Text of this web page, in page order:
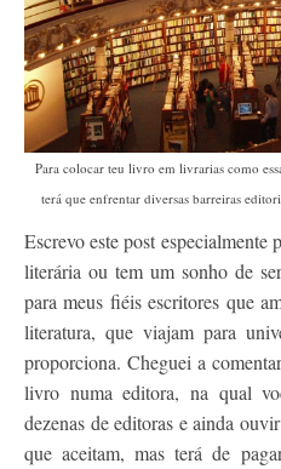
Para colocar teu livro em livrarias como
terá que enfrentar diversas barreiras
Escrevo este post especialmente
literária ou tem um sonho de
para meus fiéis escritores que
literatura, que viajam para
proporciona. Cheguei a
livro numa editora, na qual
dezenas de editoras e ainda
que aceitam, mas terá de